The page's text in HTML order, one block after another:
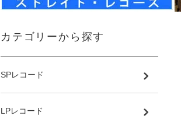
カテゴリーから探す
SPレコード
LPレコード